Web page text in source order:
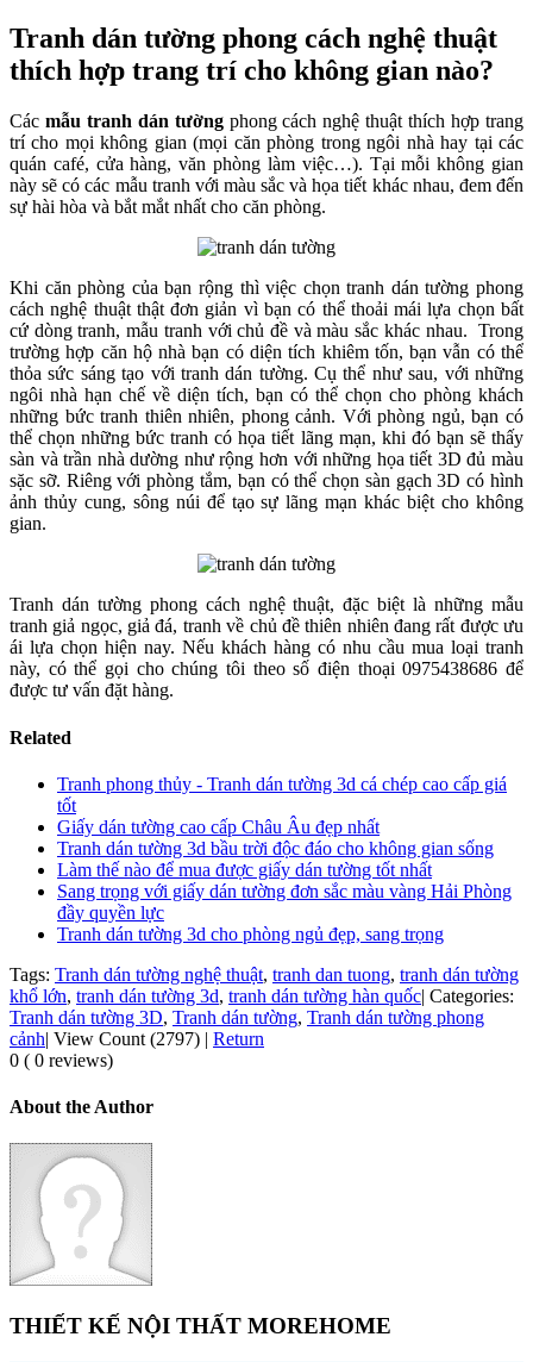
Tranh dán tường phong cách nghệ thuật
thích hợp trang trí cho không gian nào?
Các mẫu tranh dán tường phong cách nghệ thuật thích hợp trang
trí cho mọi không gian (mọi căn phòng trong ngôi nhà hay tại các
quán café, cửa hàng, văn phòng làm việc…). Tại mỗi không gian
này sẽ có các mẫu tranh với màu sắc và họa tiết khác nhau, đem đến
sự hài hòa và bắt mắt nhất cho căn phòng.
Khi căn phòng của bạn rộng thì việc chọn tranh dán tường phong
cách nghệ thuật thật đơn giản vì bạn có thể thoải mái lựa chọn bất
cứ dòng tranh, mẫu tranh với chủ đề và màu sắc khác nhau. Trong
trường hợp căn hộ nhà bạn có diện tích khiêm tốn, bạn vẫn có thể
thỏa sức sáng tạo với tranh dán tường. Cụ thể như sau, với những
ngôi nhà hạn chế về diện tích, bạn có thể chọn cho phòng khách
những bức tranh thiên nhiên, phong cảnh. Với phòng ngủ, bạn có
thể chọn những bức tranh có họa tiết lãng mạn, khi đó bạn sẽ thấy
sàn và trần nhà dường như rộng hơn với những họa tiết 3D đủ màu
sặc sỡ. Riêng với phòng tắm, bạn có thể chọn sàn gạch 3D có hình
ảnh thủy cung, sông núi để tạo sự lãng mạn khác biệt cho không
gian.
Tranh dán tường phong cách nghệ thuật, đặc biệt là những mẫu
tranh giả ngọc, giả đá, tranh về chủ đề thiên nhiên đang rất được ưu
ái lựa chọn hiện nay. Nếu khách hàng có nhu cầu mua loại tranh
này, có thể gọi cho chúng tôi theo số điện thoại 0975438686 để
được tư vấn đặt hàng.
Related
Tranh phong thủy - Tranh dán tường 3d cá chép cao cấp giá
tốt
Giấy dán tường cao cấp Châu Âu đẹp nhất
Tranh dán tường 3d bầu trời độc đáo cho không gian sống
Làm thế nào để mua được giấy dán tường tốt nhất
Sang trọng với giấy dán tường đơn sắc màu vàng Hải Phòng
đầy quyền lực
Tranh dán tường 3d cho phòng ngủ đẹp, sang trọng
Tags: Tranh dán tường nghệ thuật, tranh dan tuong, tranh dán tường
khổ lớn, tranh dán tường 3d, tranh dán tường hàn quốc| Categories:
Tranh dán tường 3D, Tranh dán tường, Tranh dán tường phong
cảnh| View Count (2797) | Return
0 ( 0 reviews)
About the Author
THIẾT KẾ NỘI THẤT MOREHOME